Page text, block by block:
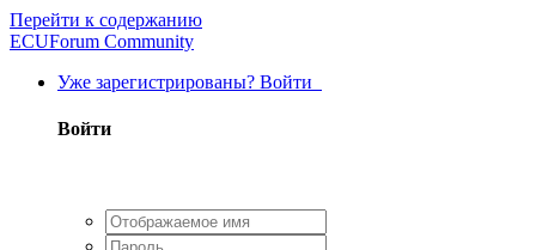
Перейти к содержанию
ECUForum Community
Уже зарегистрированы? Войти
Войти